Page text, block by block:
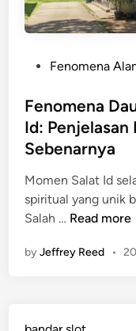
s
t
e
d
i
n
Fenomena
Fenomena
Id: Penjelasan
Sebenarnya
Momen Salat Id
spiritual yang unik
Salah … F
n
Read more
byJeffrey Reed •